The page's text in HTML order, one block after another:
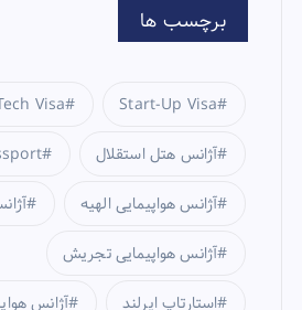
برچسب ها
Visa Start-Up Visa
آژانس هتل استقلال
آژانس هواپیمایی الهیه
آژانس هواپیمایی تجریش
آژانس استارتاپ ایرلند